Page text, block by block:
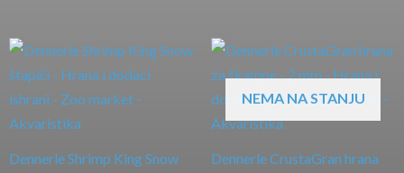
Dennerle Shrimp King Snow
NEMA NA STANJU
Dennerle CrustaGran hrana